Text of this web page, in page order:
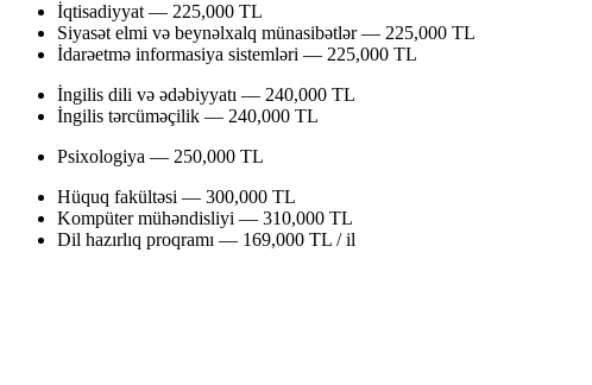
İqtisadiyyat — 225,000 TL
Siyasət elmi və beynəlxalq münasibətlər — 225,000 TL
İdarəetmə informasiya sistemləri — 225,000 TL
İngilis dili və ədəbiyyatı — 240,000 TL
İngilis tərcüməçilik — 240,000 TL
Psixologiya — 250,000 TL
Hüquq fakültəsi — 300,000 TL
Kompüter mühəndisliyi — 310,000 TL
Dil hazırlıq proqramı — 169,000 TL / il